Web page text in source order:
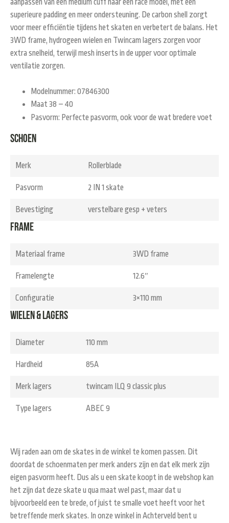
aanpassen van een medium cuff naar een race model, met een
superieure padding en meer ondersteuning. De carbon shell zorgt
voor meer efficiëntie tijdens het skaten en verbetert de balans. Het
3WD frame, hydrogeen wielen en Twincam lagers zorgen voor
extra snelheid, terwijl mesh inserts in de upper voor optimale
ventilatie zorgen.
Modelnummer: 07846300
Maat 38 – 40
Pasvorm: Perfecte pasvorm, ook voor de wat bredere voet
Schoen
Merk Rollerblade
Pasvorm 2 IN 1 skate
Bevestiging verstelbare gesp + veters
Frame
Materiaal frame 3WD frame
Framelengte 12.6″
Configuratie 3×110 mm
Wielen & Lagers
Diameter 110 mm
Hardheid 85A
Merk lagers twincam ILQ 9 classic plus
Type lagers ABEC 9
Wij raden aan om de skates in de winkel te komen passen. Dit
doordat de schoenmaten per merk anders zijn en dat elk merk zijn
eigen pasvorm heeft. Dus als u een skate koopt in de webshop kan
het zijn dat deze skate u qua maat wel past, maar dat u
bijvoorbeeld een te brede, of juist te smalle voet heeft voor het
betreffende merk skates. In onze winkel in Achterveld bent u